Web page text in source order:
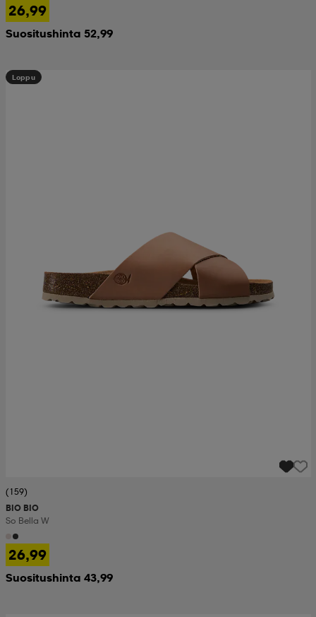
26,99
Suositushinta 52,99
Loppu
(159)
BIO BIO
So Bella W
26,99
Suositushinta 43,99